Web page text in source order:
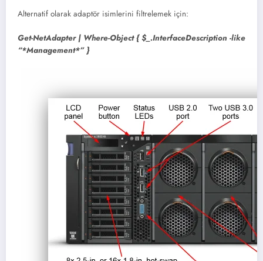
Alternatif olarak adaptör isimlerini filtrelemek için:
Get-NetAdapter | Where-Object { $_.InterfaceDescription -like
“*Management*” }